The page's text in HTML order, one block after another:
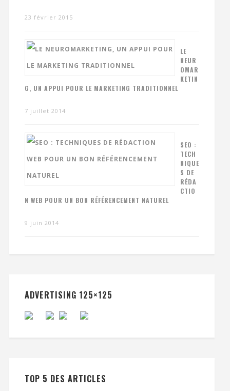
23 février 2015
LE
NEUR
OMAR
KETIN
G, UN APPUI POUR LE MARKETING TRADITIONNEL
7 juillet 2014
SEO :
TECH
NIQUE
S DE
RÉDA
CTIO
N WEB POUR UN BON RÉFÉRENCEMENT NATUREL
9 juin 2014
ADVERTISING 125×125
TOP 5 DES ARTICLES